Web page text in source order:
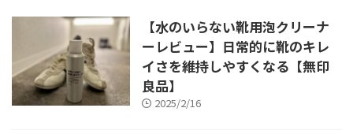
【水のいらない靴用泡クリーナ
ーレビュー】日常的に靴のキレ
イさを維持しやすくなる【無印
良品】
2025/2/16